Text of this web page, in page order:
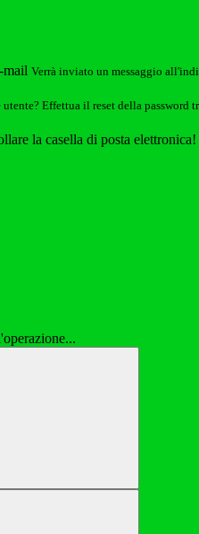
mail Verrà inviato un messaggio
Effettua il reset della password
la casella di posta elettronica!